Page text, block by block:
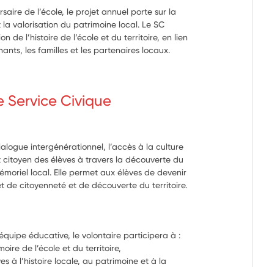
de l’école, le projet annuel porte sur la
valorisation du patrimoine local. Le SC
de l’histoire de l’école et du territoire, en lien
les familles et les partenaires locaux.
Service Civique
intergénérationnel, l’accès à la culture
citoyen des élèves à travers la découverte du
local. Elle permet aux élèves de devenir
de citoyenneté et de découverte du territoire.
éducative, le volontaire participera à :
à l’histoire locale, au patrimoine et à la